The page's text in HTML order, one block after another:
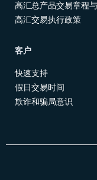
高汇总产品交易章程
高汇交易执行政策
客户
快速支持
假日交易时间
欺诈和骗局意识